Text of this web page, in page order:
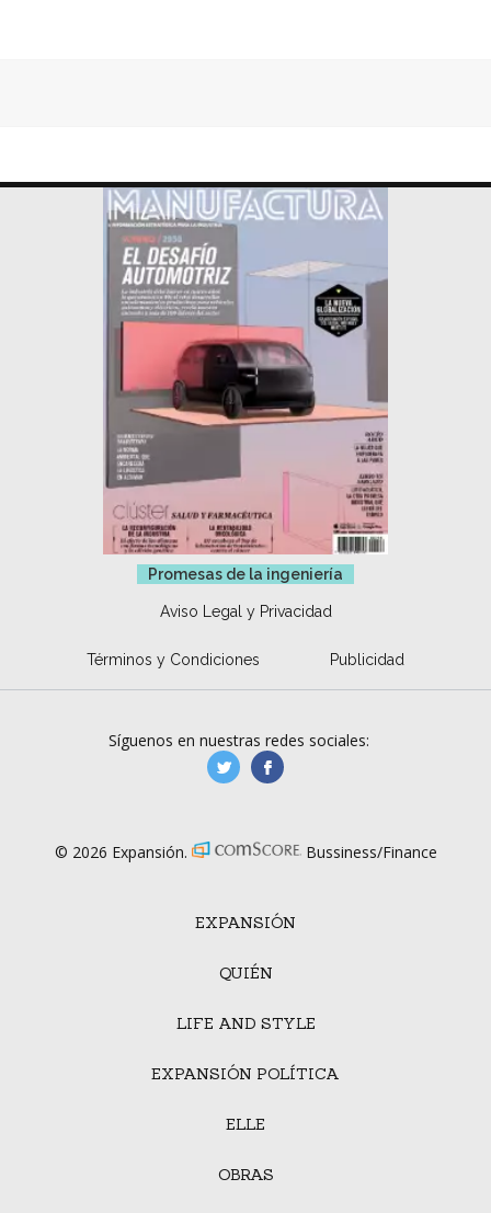
Promesas de la ingeniería
Aviso Legal y Privacidad
Términos y Condiciones Publicidad
EXPANSIÓN
QUIÉN
LIFE AND STYLE
EXPANSIÓN POLÍTICA
ELLE
OBRAS
Síguenos en nuestras redes sociales:
manufacturaGE
© 2026 Expansión. Bussiness/Finance